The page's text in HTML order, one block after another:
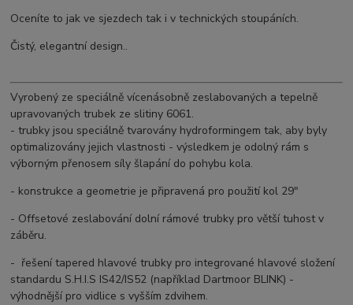
Oceníte to jak ve sjezdech tak i v technických stoupáních.
Čistý, elegantní design..
Vyrobený ze speciálně vícenásobně zeslabovaných a tepelně
upravovaných trubek ze slitiny 6061.
- trubky jsou speciálně tvarovány hydroformingem tak, aby byly
optimalizovány jejich vlastnosti - výsledkem je odolný rám s
výborným přenosem síly šlapání do pohybu kola.
- konstrukce a geometrie je připravená pro použití kol 29"
- Offsetové zeslabování dolní rámové trubky pro větší tuhost v
záběru.
- řešení tapered hlavové trubky pro integrované hlavové složení
standardu S.H.I.S IS42/IS52 (například Dartmoor BLINK) -
výhodnější pro vidlice s vyšším zdvihem.